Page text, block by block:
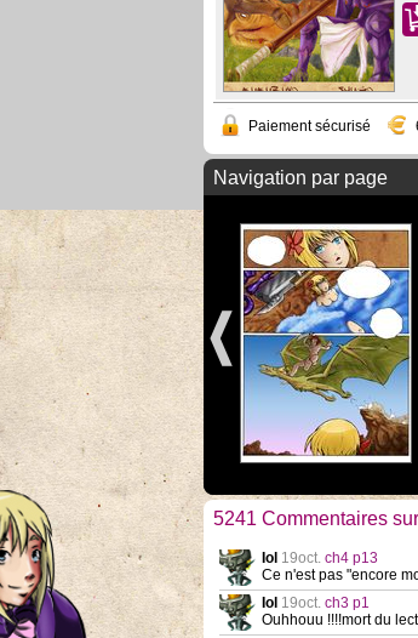
Paiement sécurisé
Navigation par page
5241 Commentaires
Iol 19oct. ch4 p13
Ce n'est pas "encore
Iol 19oct. ch3 p1
Ouhhouu !!!!mort du